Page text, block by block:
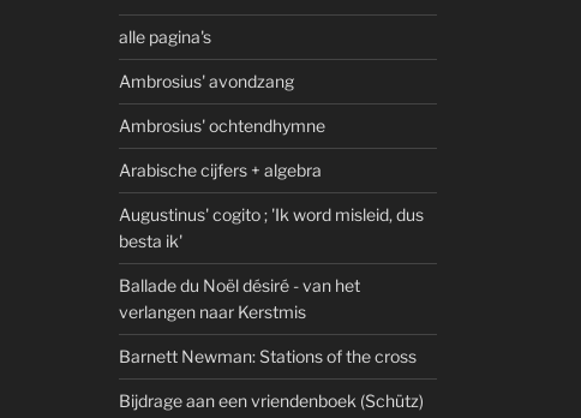
alle pagina's
Ambrosius' avondzang
Ambrosius' ochtendhymne
Arabische cijfers + algebra
Augustinus' cogito ; 'Ik word misleid, dus
besta ik'
Ballade du Noël désiré - van het
verlangen naar Kerstmis
Barnett Newman: Stations of the cross
Bijdrage aan een vriendenboek (Schütz)